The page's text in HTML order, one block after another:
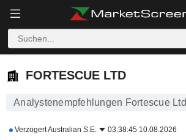
FORTESCUE LTD
FORTESCUE LTD
Analystenempfehlungen Fortescue Ltd
VerzögertAustralian S.E. 03:38:45 10.08.2026